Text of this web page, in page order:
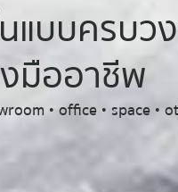
แบบครบว
มืออาชีพ
• office • space •